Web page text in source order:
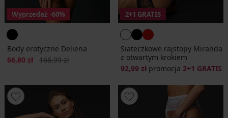
Wyprzedaż -60%
Body erotyczne Deliena
Zniżka
66,80 zł Pierwotna cena
166,99 zł
2+1 GRATIS
Siateczkowe rajstopy Miranda
z otwartym krokiem
92,99 zł promocja 2+1 GRATIS